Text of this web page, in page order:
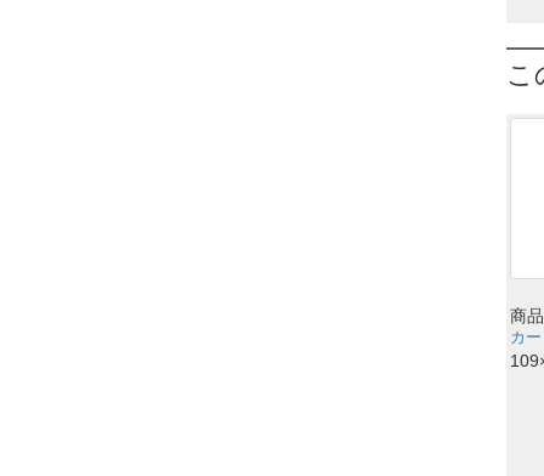
こ
商
カ